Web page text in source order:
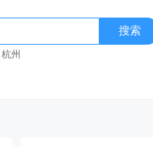
搜索
杭州